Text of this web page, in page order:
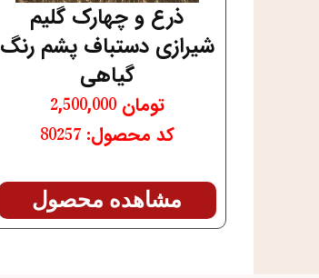
ذرع و چهارک گلیم
شیرازی دستباف پشم رنگ
گیاهی
تومان 2,500,000
کد محصول: 80257
مشاهده محصول